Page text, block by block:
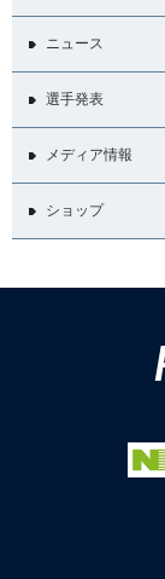
ニュース
選手発表
メディア情報
ショップ